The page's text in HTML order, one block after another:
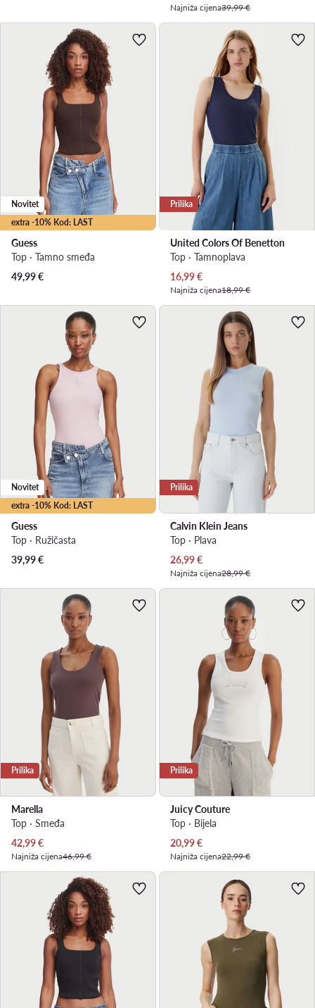
Najniža cijena39,99 €
extra -10% Kod: LAST
Novitet
Guess
Top · Tamno smeđa
49,99€
Prilika
United Colors Of Benetton
Top · Tamnoplava
Trenutna cijena
16,99€
Najniža cijena18,99 €
extra -10% Kod: LAST
Novitet
Guess
Top · Ružičasta
39,99€
Prilika
Calvin Klein Jeans
Top · Plava
Trenutna cijena
26,99€
Najniža cijena28,99 €
Prilika
Marella
Top · Smeđa
Trenutna cijena
42,99€
Najniža cijena46,99 €
Prilika
Juicy Couture
Top · Bijela
Trenutna cijena
20,99€
Najniža cijena22,99 €